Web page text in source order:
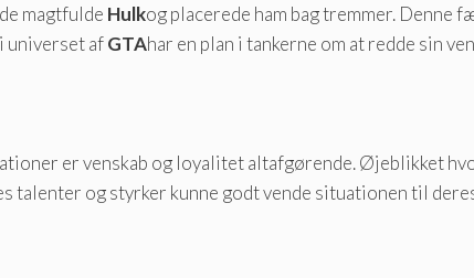
magtfulde Hulkog placerede ham bag tremmer. Denne
universet afGTAhar en plan i tankerne om at redde sin
er venskab og loyalitet altafgørende. Øjeblikket
talenter og styrker kunne godt vende situationen til